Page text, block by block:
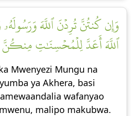
وَإِن كُنتُنَّ تُرِدۡنَ ٱللَّهَ وَرَسُولَهُۥ
ٱللَّهَ أَعَدَّ لِلۡمُحۡسِنَٰتِ مِنكُنَّ
Mwenyezi Mungu na
ya Akhera, basi
wafanyao
malipo makubwa.